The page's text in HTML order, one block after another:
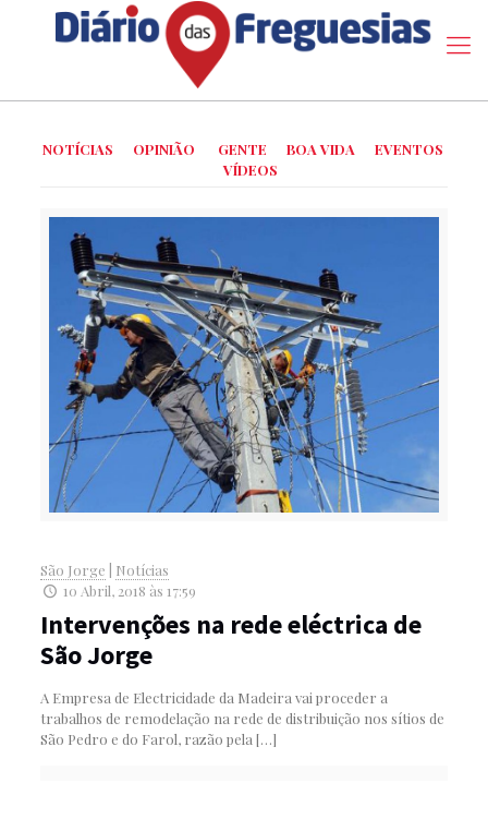
NOTÍCIAS OPINIÃO GENTE BOA VIDA
EVENTOS
VÍDEOS
São Jorge
Notícias
10 Abril, 2018 às 17:59
Intervenções na rede eléctrica de
São Jorge
A Empresa de Electricidade da Madeira vai proceder a
trabalhos de remodelação na rede de distribuição nos sítios de
São Pedro e do Farol, razão pela […]